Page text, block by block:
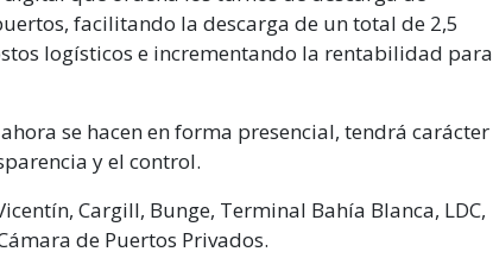
facilitando la descarga de un total de 2,5
logísticos e incrementando la rentabilidad para
se hacen en forma presencial, tendrá carácter
y el control.
Cargill, Bunge, Terminal Bahía Blanca, LDC,
de Puertos Privados.